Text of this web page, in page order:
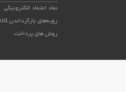
نماد اعتماد الکترونیکی
رویه‌های بازگرداندن کالا
روش های پرداخت